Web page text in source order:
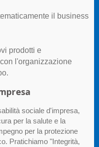
il business
prodotti e
l'organizzazione
sociale d'impresa,
per la salute e la
per la protezione
Pratichiamo "Integrità,